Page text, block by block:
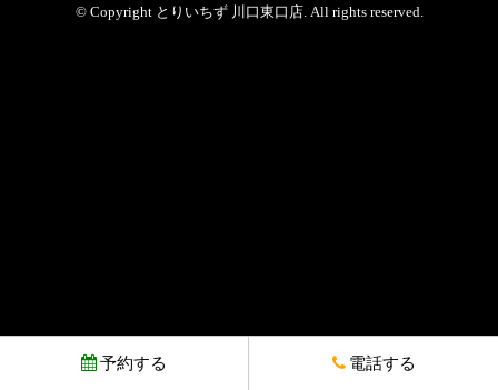
© Copyright とりいちず 川口東口店. All rights reserved.
予約する 電話する